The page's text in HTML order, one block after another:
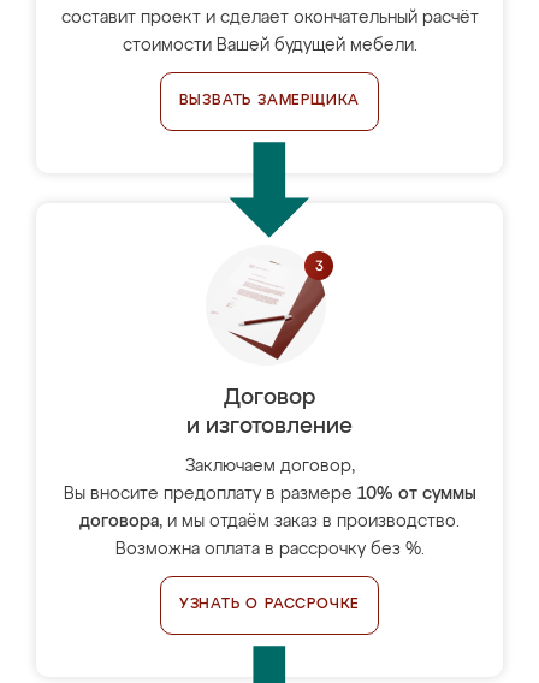
составит проект и сделает окончательный расчёт
стоимости Вашей будущей мебели.
ВЫЗВАТЬ ЗАМЕРЩИКА
Договор
и изготовление
Заключаем договор,
Вы вносите предоплату в размере 10% от суммы
договора, и мы отдаём заказ в производство.
Возможна оплата в рассрочку без %.
УЗНАТЬ О РАССРОЧКЕ